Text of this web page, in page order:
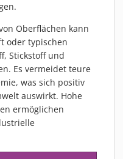
Oberflächen kann
oder typischen
Stickstoff und
Es vermeidet teure
was sich positiv
auswirkt. Hohe
ermöglichen